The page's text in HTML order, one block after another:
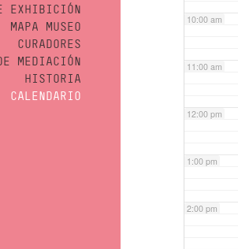
EXHIBICIÓN
MAPA MUSEO
CURADORES
MEDIACIÓN
HISTORIA
CALENDARIO
10:00 am
11:00 am
12:00 pm
1:00 pm
2:00 pm